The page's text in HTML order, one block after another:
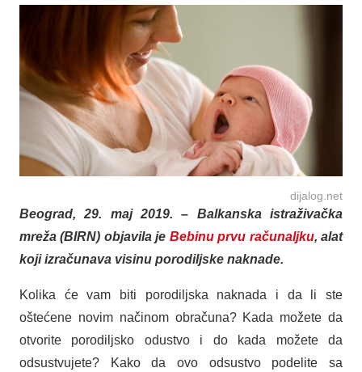
dijalog.net
Beograd, 29. maj 2019. – Balkanska istraživačka
mreža (BIRN) objavila je Bebinu prvu računaljku, alat
koji izračunava visinu porodiljske naknade.
Kolika će vam biti porodiljska naknada i da li ste
oštećene novim načinom obračuna? Kada možete da
otvorite porodiljsko odustvo i do kada možete da
odsustvujete? Kako da ovo odsustvo podelite sa